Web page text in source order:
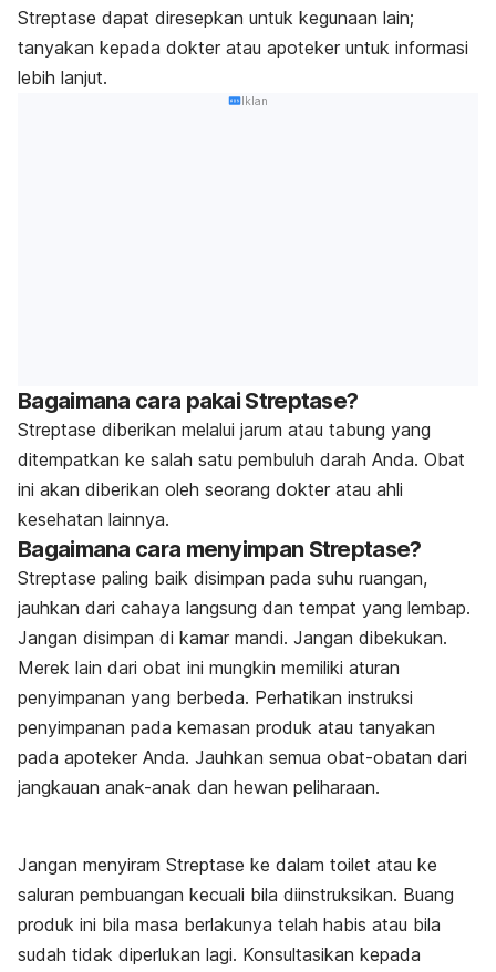
Streptase dapat diresepkan untuk kegunaan lain;
tanyakan kepada dokter atau apoteker untuk informasi
lebih lanjut.
Iklan
Bagaimana cara pakai Streptase?
Streptase diberikan melalui jarum atau tabung yang
ditempatkan ke salah satu pembuluh darah Anda. Obat
ini akan diberikan oleh seorang dokter atau ahli
kesehatan lainnya.
Bagaimana cara menyimpan Streptase?
Streptase paling baik disimpan pada suhu ruangan,
jauhkan dari cahaya langsung dan tempat yang lembap.
Jangan disimpan di kamar mandi. Jangan dibekukan.
Merek lain dari obat ini mungkin memiliki aturan
penyimpanan yang berbeda. Perhatikan instruksi
penyimpanan pada kemasan produk atau tanyakan
pada apoteker Anda. Jauhkan semua obat-obatan dari
jangkauan anak-anak dan hewan peliharaan.
Jangan menyiram Streptase ke dalam toilet atau ke
saluran pembuangan kecuali bila diinstruksikan. Buang
produk ini bila masa berlakunya telah habis atau bila
sudah tidak diperlukan lagi. Konsultasikan kepada